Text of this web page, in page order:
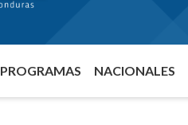
PROGRAMAS NACIONALES